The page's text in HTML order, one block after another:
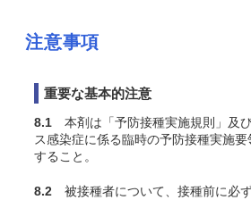
注意事項
重要な基本的注意
8.1 本剤は「予防接種実施規則」及
ス感染症に係る臨時の予防接種実施
すること。
8.2 被接種者について、接種前に必